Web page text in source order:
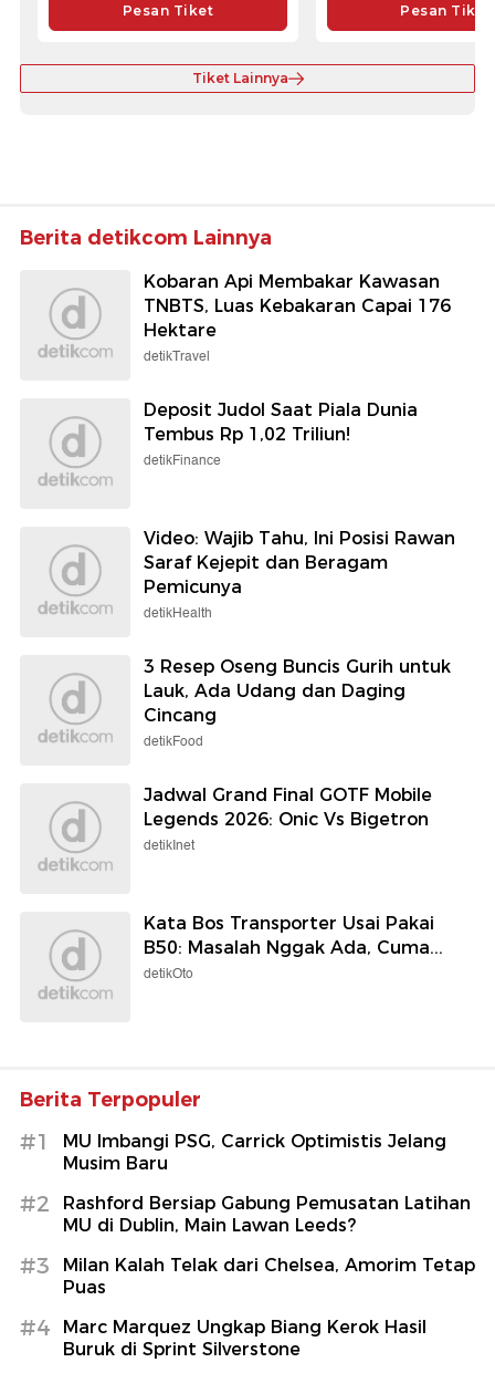
Pesan Tiket Pesan Tiket
Tiket Lainnya
Berita detikcom Lainnya
Kobaran Api Membakar Kawasan
TNBTS, Luas Kebakaran Capai 176
Hektare
detikTravel
Deposit Judol Saat Piala Dunia
Tembus Rp 1,02 Triliun!
detikFinance
Video: Wajib Tahu, Ini Posisi Rawan
Saraf Kejepit dan Beragam
Pemicunya
detikHealth
3 Resep Oseng Buncis Gurih untuk
Lauk, Ada Udang dan Daging
Cincang
detikFood
Jadwal Grand Final GOTF Mobile
Legends 2026: Onic Vs Bigetron
detikInet
Kata Bos Transporter Usai Pakai
B50: Masalah Nggak Ada, Cuma...
detikOto
Berita Terpopuler
#1
MU Imbangi PSG, Carrick Optimistis Jelang
Musim Baru
#2
Rashford Bersiap Gabung Pemusatan Latihan
MU di Dublin, Main Lawan Leeds?
#3
Milan Kalah Telak dari Chelsea, Amorim Tetap
Puas
#4
Marc Marquez Ungkap Biang Kerok Hasil
Buruk di Sprint Silverstone